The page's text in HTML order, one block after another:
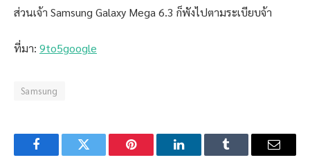
ส่วนเจ้า Samsung Galaxy Mega 6.3 ก็พังไปตามระเบียบจ้า
ที่มา: 9to5google
Samsung
FacebookTwitter Pinterest LinkedInTumblr Email